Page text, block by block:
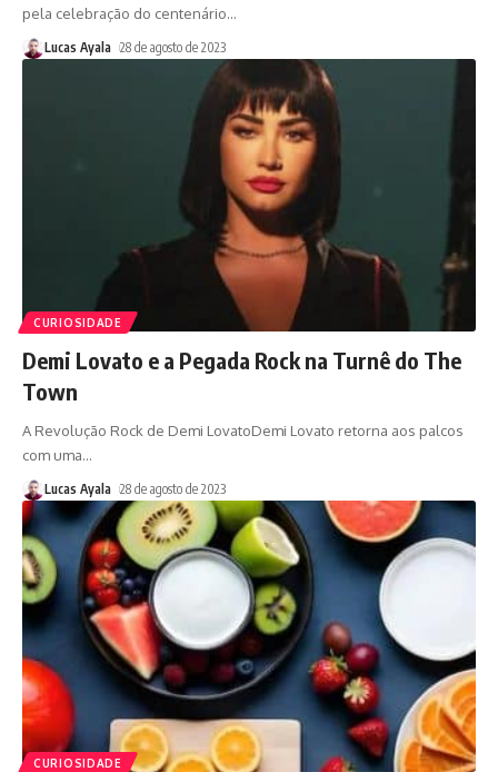
pela celebração do centenário…
Lucas Ayala 28 de agosto de 2023
CURIOSIDADE
Demi Lovato e a Pegada Rock na Turnê do The
Town
A Revolução Rock de Demi LovatoDemi Lovato retorna aos palcos
com uma…
Lucas Ayala 28 de agosto de 2023
CURIOSIDADE